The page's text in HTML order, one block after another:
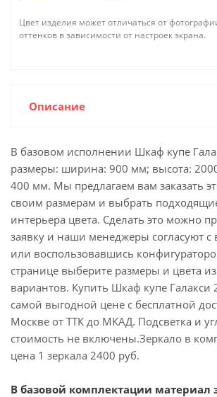
Цвет изделия может отличаться от
оттенков в зависимости от настроек экрана.
Описание
В базовом исполнении Шкаф купе
размеры: ширина: 900 мм; высота:
400 мм. Мы предлагаем вам заказать
своим размерам и выбрать
интерьера цвета. Сделать это можно
заявку и наши менеджеры согласуют с
или воспользовавшись
странице выберите размеры и цвета
вариантов. Купить Шкаф купе Галакси
самой выгодной цене с бесплатной
Москве от ТТК до МКАД. Подсветка и
стоимость не включены.Зеркало в
цена 1 зеркала 2400 руб.
В базовой комплектации материал